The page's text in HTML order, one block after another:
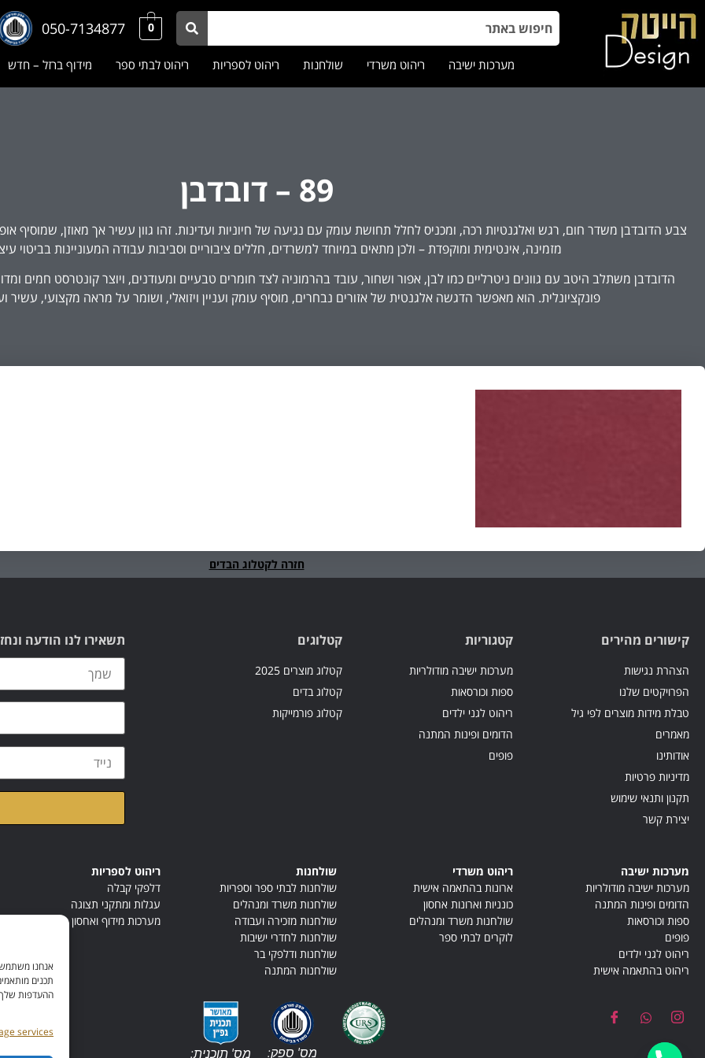
אנחנו
תכנים
ההעדפות שלך.
services
0
050-7134877
מערכות ישיבה ריהוט משרדי שולחנות ריהוט לספריות ריהוט לבתי ספר מידוף ברזל – חדש
89 – דובדבן
צבע הדובדבן משדר חום, רגש ואלגנטיות רכה, ומכניס לחלל תחושת עומק עם נגיעה של חיוניות ועדינות. זהו גוון עשיר אך מאוזן, שמוסיף אופי
מזמינה, אינטימית ומוקפדת – ולכן מתאים במיוחד למשרדים, חללים ציבוריים וסביבות עבודה המעוניינות בביטוי
הדובדבן משתלב היטב עם גוונים ניטרליים כמו לבן, אפור ושחור, עובד בהרמוניה לצד חומרים טבעיים ומעודנים, ויוצר קונטרסט חמים
פונקציונלית. הוא מאפשר הדגשה אלגנטית של אזורים נבחרים, מוסיף עומק ועניין ויזואלי, ושומר על מראה מקצועי, עשיר
חזרה לקטלוג הבדים
קישורים מהירים
הצהרת נגישות
הפרויקטים שלנו
טבלת מידות מוצרים לפי גיל
מאמרים
אודותינו
מדיניות פרטיות
תקנון ותנאי שימוש
יצירת קשר
קטגוריות
מערכות ישיבה מודולריות
ספות וכורסאות
ריהוט לגני ילדים
הדומים ופינות המתנה
פופים
קטלוגים
קטלוג מוצרים 2025
קטלוג בדים
קטלוג פורמייקות
תשאירו לנו הודעה
מערכות ישיבה
מערכות ישיבה מודולריות
הדומים ופינות המתנה
ספות וכורסאות
פופים
ריהוט לגני ילדים
ריהוט בהתאמה אישית
ריהוט משרדי
ארונות בהתאמה אישית
כונניות וארונות אחסון
שולחנות משרד ומנהלים
לוקרים לבתי ספר
שולחנות
שולחנות לבתי ספר וספריות
שולחנות משרד ומנהלים
שולחנות מזכירה ועבודה
שולחנות לחדרי ישיבות
שולחנות ודלפקי בר
שולחנות המתנה
ריהוט לספריות
דלפקי קבלה
עגלות ומתקני תצוגה
מערכות מידוף ואחסון
מס' ספק: מס' תוכנית: